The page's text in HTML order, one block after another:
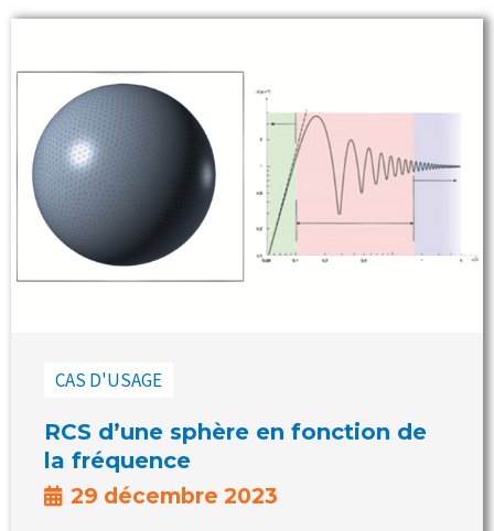
CAS D'USAGE
RCS d’une sphère en fonction de
la fréquence
29 décembre 2023